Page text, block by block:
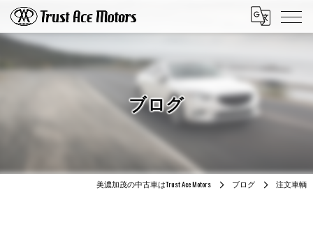
ブログ
美濃加茂の中古車はTrust Ace Motors ブログ 注文車輌